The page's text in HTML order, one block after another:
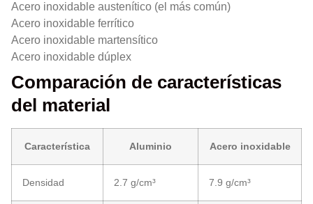
Acero inoxidable austenítico (el más común)
Acero inoxidable ferrítico
Acero inoxidable martensítico
Acero inoxidable dúplex
Comparación de características
del material
Característica Aluminio Acero inoxidable
Densidad 2.7 g/cm³ 7.9 g/cm³